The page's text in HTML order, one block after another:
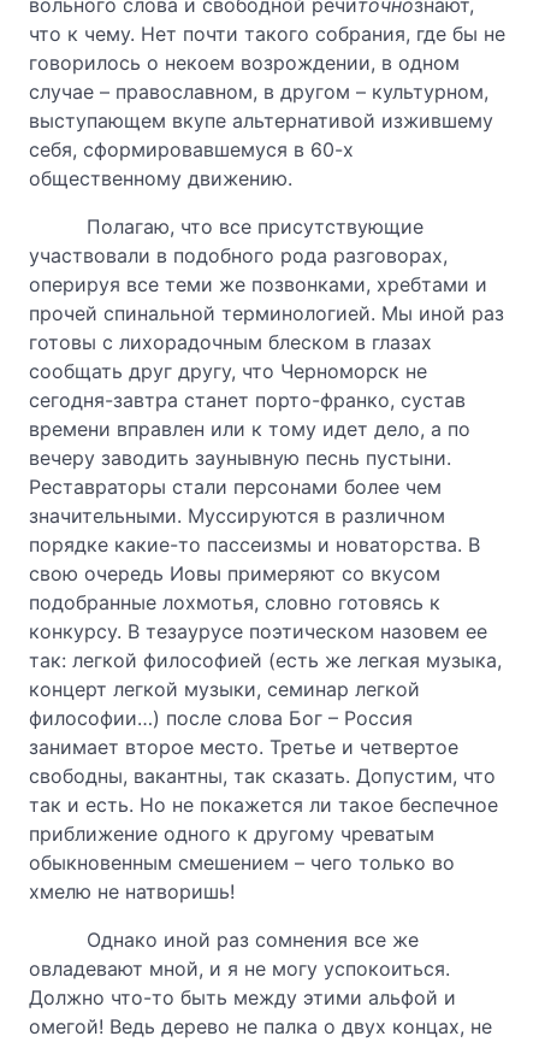
вольного слова и свободной речиточнознают,
что к чему. Нет почти такого собрания, где бы не
говорилось о некоем возрождении, в одном
случае – православном, в другом – культурном,
выступающем вкупе альтернативой изжившему
себя, сформировавшемуся в 60-х
общественному движению.
Полагаю, что все присутствующие
участвовали в подобного рода разговорах,
оперируя все теми же позвонками, хребтами и
прочей спинальной терминологией. Мы иной раз
готовы с лихорадочным блеском в глазах
сообщать друг другу, что Черноморск не
сегодня-завтра станет порто-франко, сустав
времени вправлен или к тому идет дело, а по
вечеру заводить заунывную песнь пустыни.
Реставраторы стали персонами более чем
значительными. Муссируются в различном
порядке какие-то пассеизмы и новаторства. В
свою очередь Иовы примеряют со вкусом
подобранные лохмотья, словно готовясь к
конкурсу. В тезаурусе поэтическом назовем ее
так: легкой философией (есть же легкая музыка,
концерт легкой музыки, семинар легкой
философии…) после слова Бог – Россия
занимает второе место. Третье и четвертое
свободны, вакантны, так сказать. Допустим, что
так и есть. Но не покажется ли такое беспечное
приближение одного к другому чреватым
обыкновенным смешением – чего только во
хмелю не натворишь!
Однако иной раз сомнения все же
овладевают мной, и я не могу успокоиться.
Должно что-то быть между этими альфой и
омегой! Ведь дерево не палка о двух концах, не